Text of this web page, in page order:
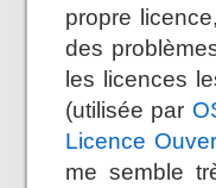
propre
des
les licences
(utilisée par
Licence
me semble